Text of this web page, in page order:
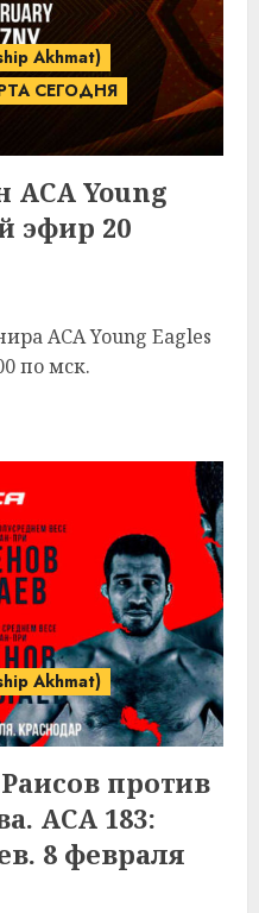
Akhmat)
СЕГОДНЯ
ACA Young
эфир 20
ACA Young Eagles
по мск.
Akhmat)
против
ACA 183:
8 февраля